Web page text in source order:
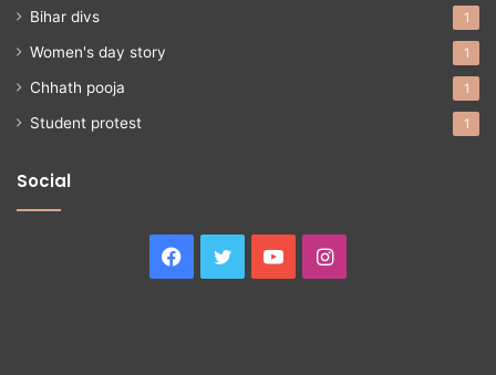
Bihar divs 1
Women's day story 1
Chhath pooja 1
Student protest 1
Social
Facebook
Twitter YouTubeInstagram